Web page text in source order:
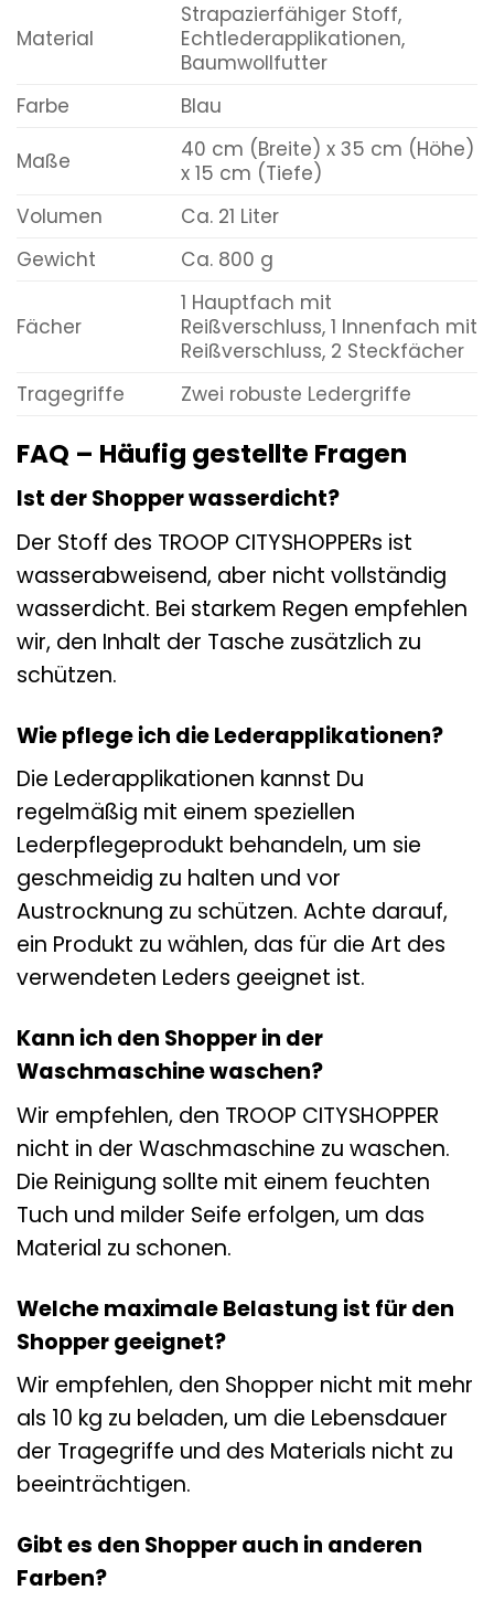
Material
Strapazierfähiger Stoff,
Echtlederapplikationen,
Baumwollfutter
Farbe
Blau
Maße
40 cm (Breite) x 35 cm (Höhe)
x 15 cm (Tiefe)
Volumen
Ca. 21 Liter
Gewicht
Ca. 800 g
Fächer
1 Hauptfach mit
Reißverschluss, 1 Innenfach mit
Reißverschluss, 2 Steckfächer
Tragegriffe
Zwei robuste Ledergriffe
FAQ – Häufig gestellte Fragen
Ist der Shopper wasserdicht?
Der Stoff des TROOP CITYSHOPPERs ist
wasserabweisend, aber nicht vollständig
wasserdicht. Bei starkem Regen empfehlen
wir, den Inhalt der Tasche zusätzlich zu
schützen.
Wie pflege ich die Lederapplikationen?
Die Lederapplikationen kannst Du
regelmäßig mit einem speziellen
Lederpflegeprodukt behandeln, um sie
geschmeidig zu halten und vor
Austrocknung zu schützen. Achte darauf,
ein Produkt zu wählen, das für die Art des
verwendeten Leders geeignet ist.
Kann ich den Shopper in der
Waschmaschine waschen?
Wir empfehlen, den TROOP CITYSHOPPER
nicht in der Waschmaschine zu waschen.
Die Reinigung sollte mit einem feuchten
Tuch und milder Seife erfolgen, um das
Material zu schonen.
Welche maximale Belastung ist für den
Shopper geeignet?
Wir empfehlen, den Shopper nicht mit mehr
als 10 kg zu beladen, um die Lebensdauer
der Tragegriffe und des Materials nicht zu
beeinträchtigen.
Gibt es den Shopper auch in anderen
Farben?